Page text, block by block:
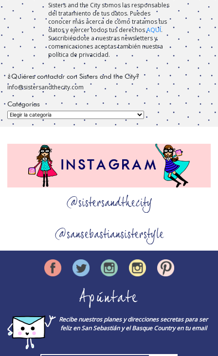
Sisters and the City somos las responsables
del tratamiento de tus datos. Puedes
conocer más acerca de cómo tratamos tus
datos y ejercer todos tus derechosAQUÍ.
Suscribiéndote a nuestras newsletters y
comunicaciones aceptas también nuestra
política de privacidad.
¿Quiéres contactar con Sisters and the City?
info@sistersandthecity.com
Categorías
Categorías
@sistersandthecity
@sansebastiansisterstyle
Apúntate
Recibe nuestros planes y direcciones secretas para ser
feliz en San Sebastián y el Basque Country en tu email